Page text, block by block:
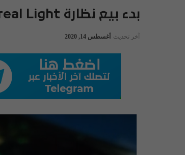
بدء بيع نظارة Nreal Light الجديدة للواقع المعزز
آخر تحديث أغسطس 14, 2020